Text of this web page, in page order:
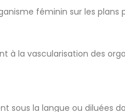
féminin sur les plans
à la vascularisation des
sous la langue ou diluées